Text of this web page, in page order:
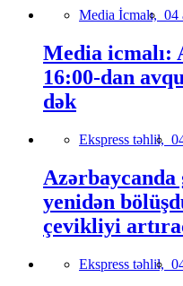
Media İcmalı, 04
Media icmalı:
16:00-dan
dək
Ekspress təhlil,
yenidən
çevikliyi
Ekspress təhlil,